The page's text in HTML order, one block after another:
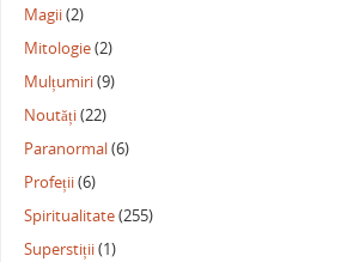
Magii(2)
Mitologie(2)
Mulțumiri(9)
Noutăți(22)
Paranormal(6)
Profeții(6)
Spiritualitate(255)
Superstiții(1)